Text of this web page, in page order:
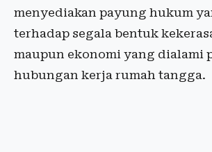
menyediakan payung hukum
terhadap segala bentuk
maupun ekonomi yang dialami
hubungan kerja rumah tangga.